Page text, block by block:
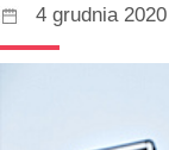
4 grudnia 2020